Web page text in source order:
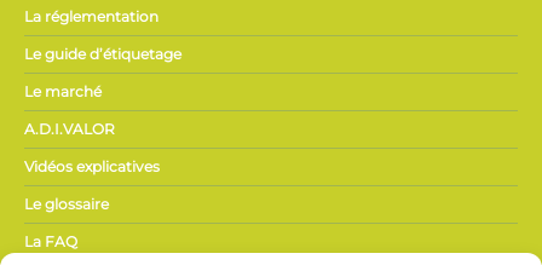
La réglementation
Le guide d’étiquetage
Le marché
A.D.I.VALOR
Vidéos explicatives
Le glossaire
La FAQ